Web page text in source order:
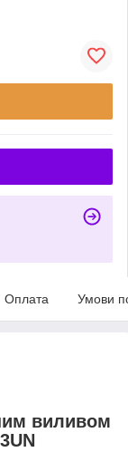
Оплата Умови
виливом